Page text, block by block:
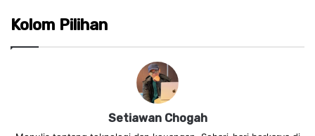
Kolom Pilihan
Setiawan Chogah